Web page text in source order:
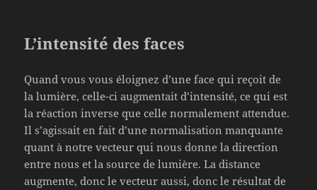
L’intensité des faces
Quand vous vous éloignez d’une face qui reçoit de
la lumière, celle-ci augmentait d’intensité, ce qui est
la réaction inverse que celle normalement attendue.
Il s’agissait en fait d’une normalisation manquante
quant à notre vecteur qui nous donne la direction
entre nous et la source de lumière. La distance
augmente, donc le vecteur aussi, donc le résultat de